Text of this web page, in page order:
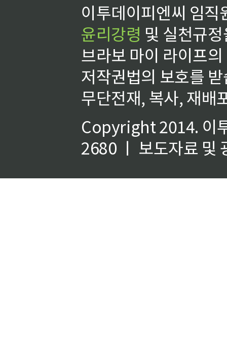
이투데이피엔씨 임
윤리강령 및 실천규
브라보 마이 라이프
저작권법의 보호를
무단전재, 복사, 재배
Copyright 2014. 이
2680 ㅣ 보도자료